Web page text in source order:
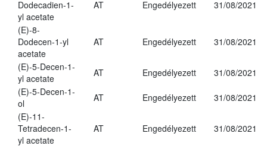
Dodecadien-1-
yl acetate
AT Engedélyezett 31/08/2021
(E)-8-
Dodecen-1-yl
acetate
AT Engedélyezett 31/08/2021
(E)-5-Decen-1-
yl acetate
AT Engedélyezett
31/08/2021
(E)-5-Decen-1-
ol
AT Engedélyezett
31/08/2021
(E)-11-
Tetradecen-1-
yl acetate
AT Engedélyezett 31/08/2021